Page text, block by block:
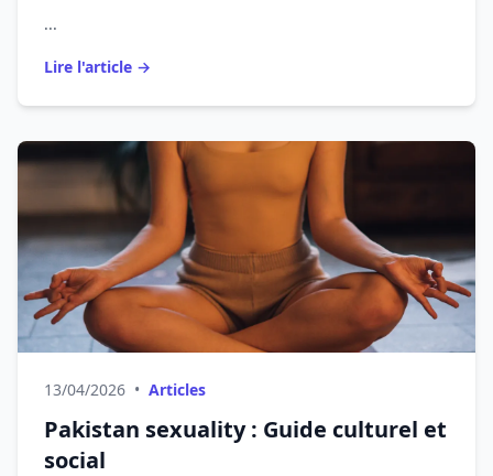
...
Lire l'article →
13/04/2026 • Articles
Pakistan sexuality : Guide culturel et
social